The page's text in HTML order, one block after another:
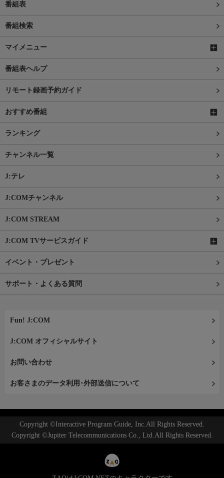
番組表
番組検索
マイメニュー
番組表ヘルプ
リモート録画予約ガイド
おすすめ番組
ランキング
チャンネル一覧
J:テレ
J:COMチャンネル
J:COM STREAM
J:COM TVサービスガイド
イベント・プレゼント
サポート・よくある質問
Fun! J:COM
J:COM オフィシャルサイト
お問い合わせ
お客さまのデータ利用･外部送信について
Copyright ©Interactive Program Guide, Inc.All Rights Reserved.
Copyright ©Jupiter Telecommunications Co., Ltd.All Rights Reserved.